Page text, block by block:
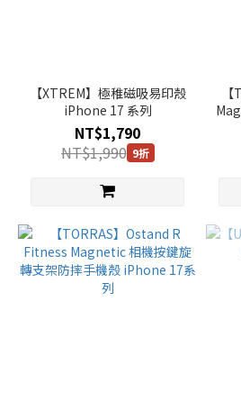
iPhone17
Pro (6)
iPhone17
牌
UAG
【XTREM】極稚磁吸易印殼
iPhone 17 系列
NT$1,790
NT$1,990 9折